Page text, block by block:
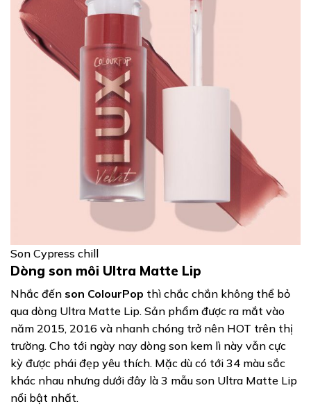
Son Cypress chill
Dòng son môi Ultra Matte Lip
Nhắc đến son ColourPop thì chắc chắn không thể bỏ
qua dòng Ultra Matte Lip. Sản phẩm được ra mắt vào
năm 2015, 2016 và nhanh chóng trở nên HOT trên thị
trường. Cho tới ngày nay dòng son kem lì này vẫn cực
kỳ được phái đẹp yêu thích. Mặc dù có tới 34 màu sắc
khác nhau nhưng dưới đây là 3 mẫu son Ultra Matte Lip
nổi bật nhất.